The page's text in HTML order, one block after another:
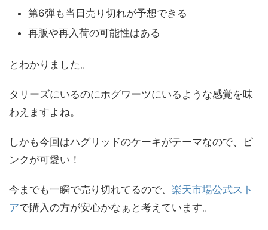
第6弾も当日売り切れが予想できる
再販や再入荷の可能性はある
とわかりました。
タリーズにいるのにホグワーツにいるような感覚を味
わえますよね。
しかも今回はハグリッドのケーキがテーマなので、ピ
ンクが可愛い！
今までも一瞬で売り切れてるので、 楽天市場公式スト
アで購入の方が安心かなぁと考えています。